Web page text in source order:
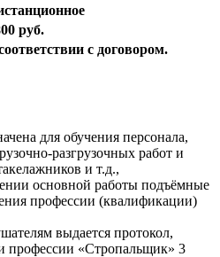
руб.
с договором.
для обучения персонала,
разгрузочных работ и
и т.д.,
основной работы подъёмные
профессии (квалификации)
выдается протокол,
профессии «Стропальщик» 3